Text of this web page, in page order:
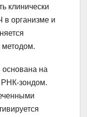
клинически
в организме и
методом.
на
зондом.